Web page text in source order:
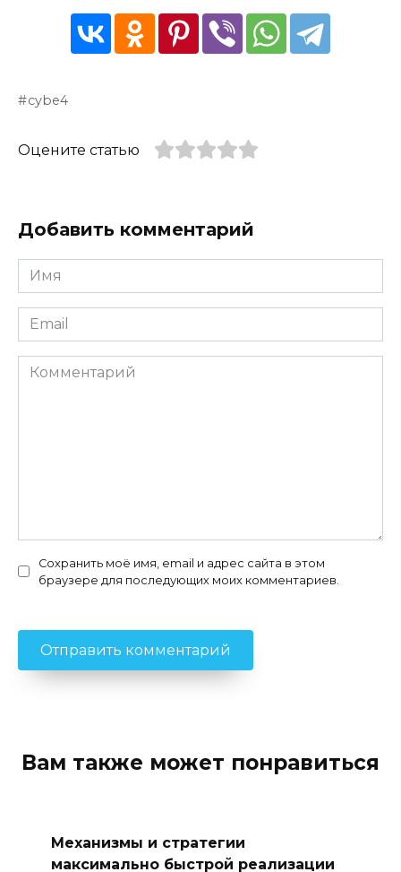
cybe4
Оцените статью
Добавить комментарий
Имя
*
Email
*
Комментарий
Сохранить моё имя, email и адрес сайта в этом
браузере для последующих моих комментариев.
Вам также может понравиться
Механизмы и стратегии
максимально быстрой реализации